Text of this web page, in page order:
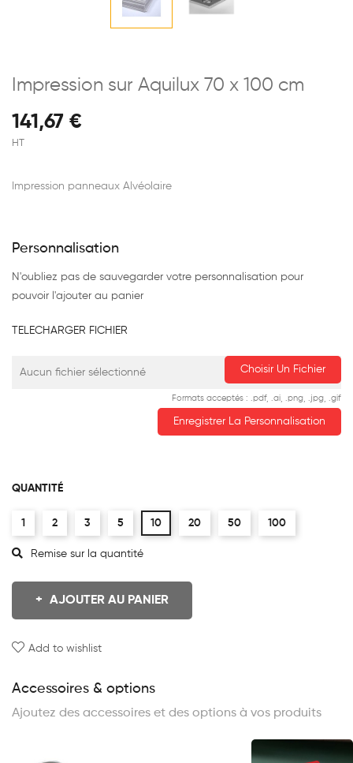
Impression sur Aquilux 70 x 100 cm
141,67 €
HT
Impression panneaux Alvéolaire
Personnalisation
N'oubliez pas de sauvegarder votre personnalisation pour
pouvoir l'ajouter au panier
TELECHARGER FICHIER
Aucun fichier sélectionné Choisir Un Fichier
Formats acceptés : .pdf, .ai, .png, .jpg, .gif
Enregistrer La Personnalisation
QUANTITÉ
1 2 3 5 10 20 50 100
Remise sur la quantité
AJOUTER AU PANIER
Add to wishlist
Accessoires & options
Ajoutez des accessoires et des options à vos produits